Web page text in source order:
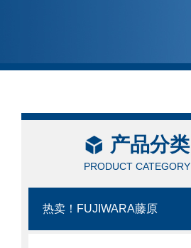
产品分类
PRODUCT CATEGORY
热卖！FUJIWARA藤原